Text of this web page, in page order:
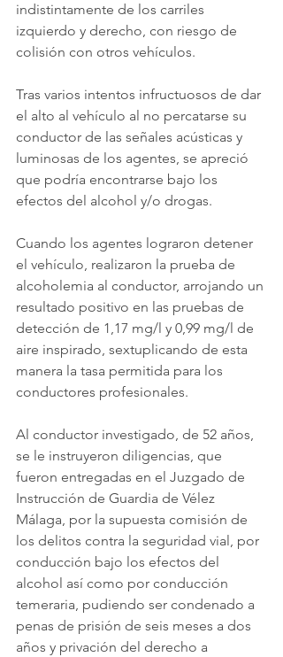
indistintamente de los carriles
izquierdo y derecho, con riesgo de
colisión con otros vehículos.
Tras varios intentos infructuosos de dar
el alto al vehículo al no percatarse su
conductor de las señales acústicas y
luminosas de los agentes, se apreció
que podría encontrarse bajo los
efectos del alcohol y/o drogas.
Cuando los agentes lograron detener
el vehículo, realizaron la prueba de
alcoholemia al conductor, arrojando un
resultado positivo en las pruebas de
detección de 1,17 mg/l y 0,99 mg/l de
aire inspirado, sextuplicando de esta
manera la tasa permitida para los
conductores profesionales.
Al conductor investigado, de 52 años,
se le instruyeron diligencias, que
fueron entregadas en el Juzgado de
Instrucción de Guardia de Vélez
Málaga, por la supuesta comisión de
los delitos contra la seguridad vial, por
conducción bajo los efectos del
alcohol así como por conducción
temeraria, pudiendo ser condenado a
penas de prisión de seis meses a dos
años y privación del derecho a